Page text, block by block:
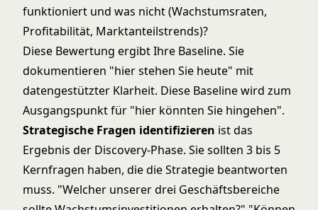
funktioniert und was nicht (Wachstumsraten,
Profitabilität, Marktanteilstrends)?
Diese Bewertung ergibt Ihre Baseline. Sie
dokumentieren "hier stehen Sie heute" mit
datengestützter Klarheit. Diese Baseline wird zum
Ausgangspunkt für "hier könnten Sie hingehen".
Strategische Fragen identifizieren ist das
Ergebnis der Discovery-Phase. Sie sollten 3 bis 5
Kernfragen haben, die die Strategie beantworten
muss. "Welcher unserer drei Geschäftsbereiche